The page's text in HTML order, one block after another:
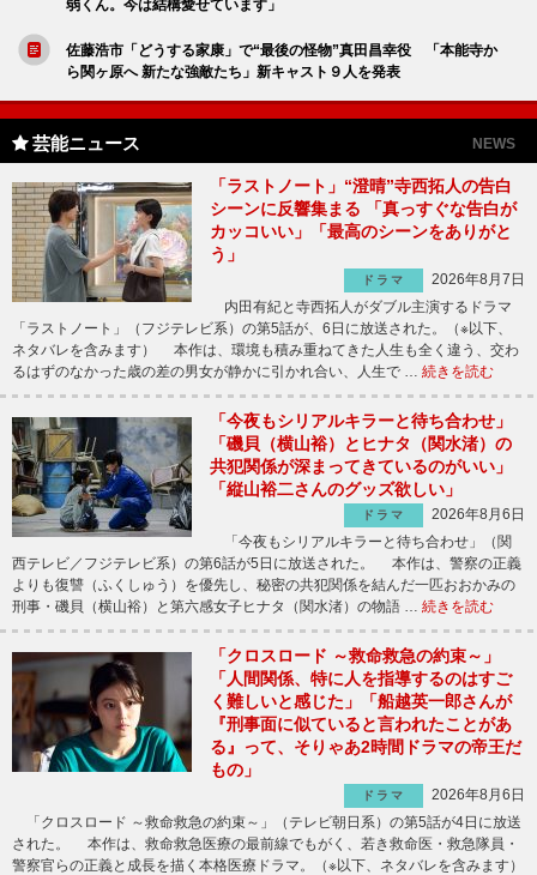
弱くん。今は結構愛せています」
佐藤浩市「どうする家康」で“最後の怪物”真田昌幸役 「本能寺か
ら関ヶ原へ 新たな強敵たち」新キャスト９人を発表
芸能ニュース NEWS
「ラストノート」“澄晴”寺西拓人の告白
シーンに反響集まる 「真っすぐな告白が
カッコいい」「最高のシーンをありがと
う」
ドラマ
2026年8月7日
内田有紀と寺西拓人がダブル主演するドラマ
「ラストノート」（フジテレビ系）の第5話が、6日に放送された。（※以下、
ネタバレを含みます） 本作は、環境も積み重ねてきた人生も全く違う、交わ
るはずのなかった歳の差の男女が静かに引かれ合い、人生で … 続きを読む
「今夜もシリアルキラーと待ち合わせ」
「磯貝（横山裕）とヒナタ（関水渚）の
共犯関係が深まってきているのがいい」
「縦山裕二さんのグッズ欲しい」
ドラマ
2026年8月6日
「今夜もシリアルキラーと待ち合わせ」（関
西テレビ／フジテレビ系）の第6話が5日に放送された。 本作は、警察の正義
よりも復讐（ふくしゅう）を優先し、秘密の共犯関係を結んだ一匹おおかみの
刑事・磯貝（横山裕）と第六感女子ヒナタ（関水渚）の物語 … 続きを読む
「クロスロード ～救命救急の約束～」
「人間関係、特に人を指導するのはすご
く難しいと感じた」「船越英一郎さんが
『刑事面に似ていると言われたことがあ
る』って、そりゃあ2時間ドラマの帝王だ
もの」
ドラマ
2026年8月6日
「クロスロード ～救命救急の約束～」（テレビ朝日系）の第5話が4日に放送
された。 本作は、救命救急医療の最前線でもがく、若き救命医・救急隊員・
警察官らの正義と成長を描く本格医療ドラマ。（※以下、ネタバレを含みます）